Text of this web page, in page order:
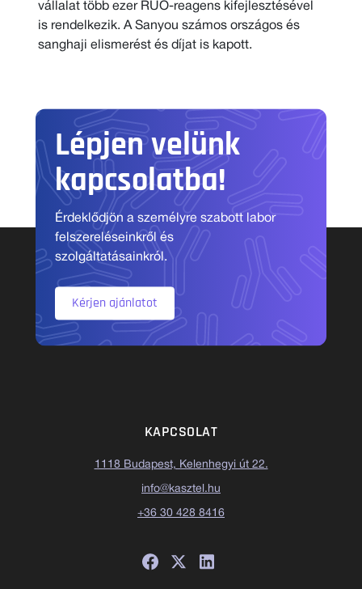
vállalat több ezer RUO-reagens kifejlesztésével
is rendelkezik. A Sanyou számos országos és
sanghaji elismerést és díjat is kapott.
Lépjen velünk
kapcsolatba!
Érdeklődjön a személyre szabott labor
felszereléseinkről és
szolgáltatásainkról.
Kérjen ajánlatot
KAPCSOLAT
1118 Budapest, Kelenhegyi út 22.
info@kasztel.hu
+36 30 428 8416